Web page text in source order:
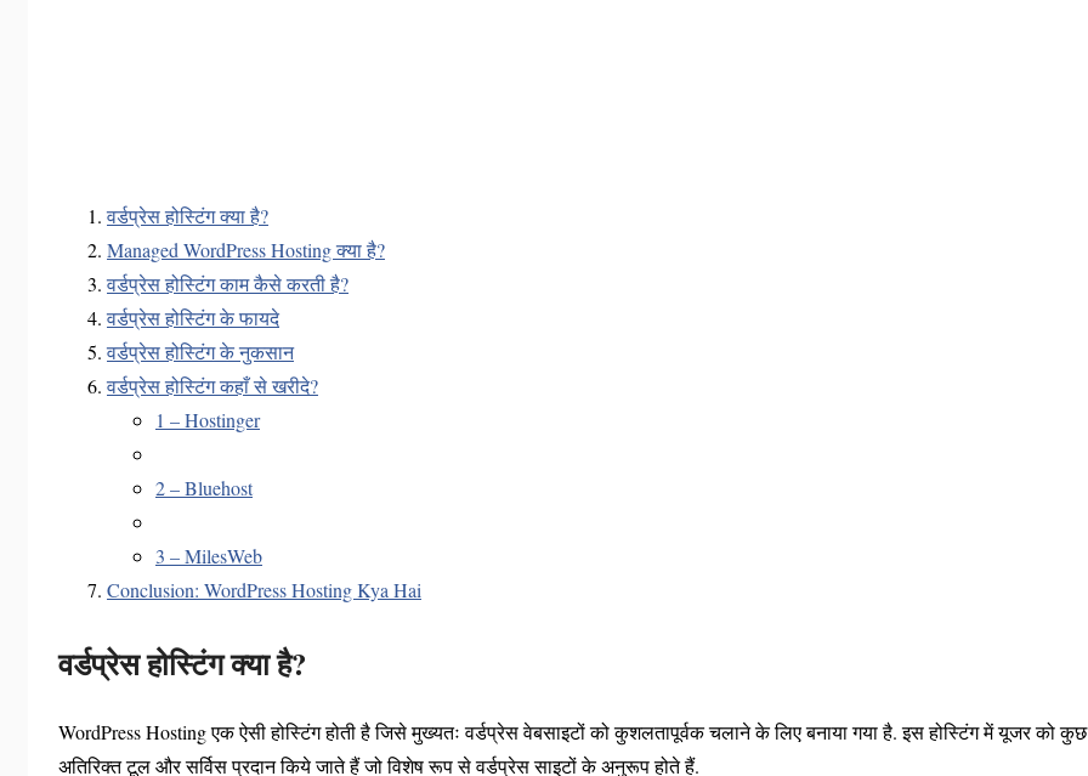
वर्डप्रेस होस्टिंग क्या है?
Managed WordPress Hosting क्या है?
वर्डप्रेस होस्टिंग काम कैसे करती है?
वर्डप्रेस होस्टिंग के फायदे
वर्डप्रेस होस्टिंग के नुकसान
वर्डप्रेस होस्टिंग कहाँ से खरीदे?
1 – Hostinger
2 – Bluehost
3 – MilesWeb
Conclusion: WordPress Hosting Kya Hai
वर्डप्रेस होस्टिंग क्या है?
WordPress Hosting एक ऐसी होस्टिंग होती है जिसे मुख्यतः वर्डप्रेस वेबसाइटों को कुशलतापूर्वक चलाने के लिए बनाया गया है. इस होस्टिंग में यूजर को कुछ
अतिरिक्त टूल और सर्विस प्रदान किये जाते हैं जो विशेष रूप से वर्डप्रेस साइटों के अनुरूप होते हैं.